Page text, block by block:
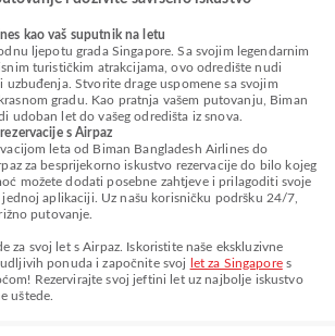
kao vaš suputnik na letu
ljepotu grada Singapore. Sa svojim legendarnim
turističkim atrakcijama, ovo odredište nudi
uzbuđenja. Stvorite drage uspomene sa svojim
gradu. Kao pratnja vašem putovanju, Biman
udoban let do vašeg odredišta iz snova.
s Airpaz
leta od Biman Bangladesh Airlines do
za besprijekorno iskustvo rezervacije do bilo kojeg
možete dodati posebne zahtjeve i prilagoditi svoje
aplikaciji. Uz našu korisničku podršku 24/7,
putovanje.
za svoj let s Airpaz. Iskoristite naše ekskluzivne
ponuda i započnite svoj
let za Singapores
Rezervirajte svoj jeftini let uz najbolje iskustvo
uštede.